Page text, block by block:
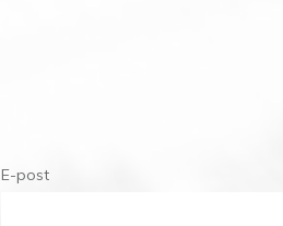
E-post